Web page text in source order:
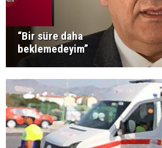
“Bir süre daha
beklemedeyim”